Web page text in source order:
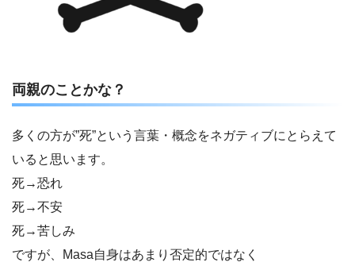
両親のことかな？
多くの方が”死”という言葉・概念をネガティブにとらえて
いると思います。
死→恐れ
死→不安
死→苦しみ
ですが、Masa自身はあまり否定的ではなく